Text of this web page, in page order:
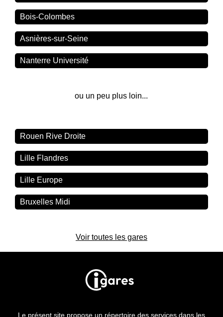
Bois-Colombes
Asnières-sur-Seine
Nanterre Université
ou un peu plus loin...
Rouen Rive Droite
Lille Flandres
Lille Europe
Bruxelles Midi
Voir toutes les gares
Le présent site propose un répertoire des services dans les